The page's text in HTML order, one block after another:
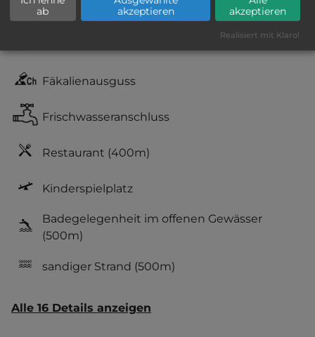
Waschbecken mit Warmwasser
Fäkalienausguss
Frischwasseranschluss
Restaurant (400m)
Kinderspielplatz
Badegelegenheit im offenen Gewässer
(500m)
sandiger Strand (500m)
Alle 16 Details anzeigen
ab
akzeptieren
akzeptieren
Realisiert mit Klaro!